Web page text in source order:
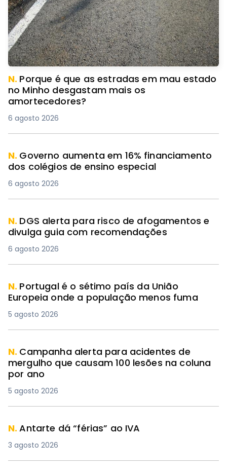
N. Porque é que as estradas em mau estado
no Minho desgastam mais os
amortecedores?
6 agosto 2026
N. Governo aumenta em 16% financiamento
dos colégios de ensino especial
6 agosto 2026
N. DGS alerta para risco de afogamentos e
divulga guia com recomendações
6 agosto 2026
N. Portugal é o sétimo país da União
Europeia onde a população menos fuma
5 agosto 2026
N. Campanha alerta para acidentes de
mergulho que causam 100 lesões na coluna
por ano
5 agosto 2026
N.Antarte dá “férias” ao IVA
3 agosto 2026